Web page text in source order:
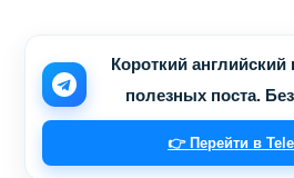
Короткий
полезных поста.
👉 Перейти в